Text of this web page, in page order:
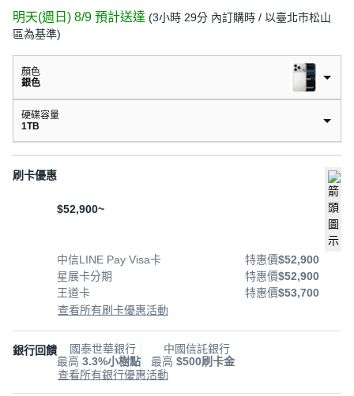
明天(週日) 8/9 預計送達 (3小時 29分 內訂購時 / 以臺北市松山
區為基準)
顏色
銀色
硬碟容量
1TB
刷卡優惠
$52,900~
中信LINE Pay Visa卡 特惠價$52,900
星展卡分期
特惠價$52,900
王道卡
特惠價$53,700
查看所有刷卡優惠活動
銀行回饋
國泰世華銀行
最高 3.3%小樹點
中國信託銀行
最高 $500刷卡金
查看所有銀行優惠活動